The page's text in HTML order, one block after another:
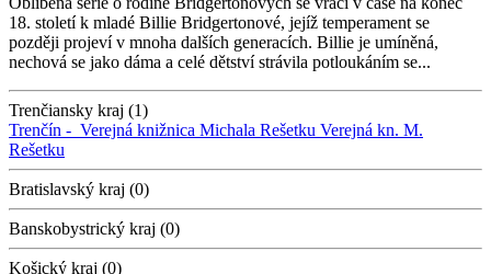
18. století k mladé Billie Bridgertonové, jejíž temperament se
později projeví v mnoha dalších generacích. Billie je umíněná,
nechová se jako dáma a celé dětství strávila potloukáním se...
Trenčiansky kraj (1)
Trenčín - Verejná knižnica Michala Rešetku Verejná kn. M.
Rešetku
Bratislavský kraj (0)
Banskobystrický kraj (0)
Košický kraj (0)